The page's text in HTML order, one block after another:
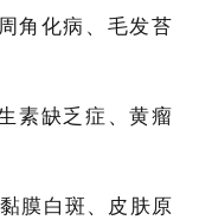
角化病、毛发苔
素缺乏症、黄瘤
膜白斑、皮肤原